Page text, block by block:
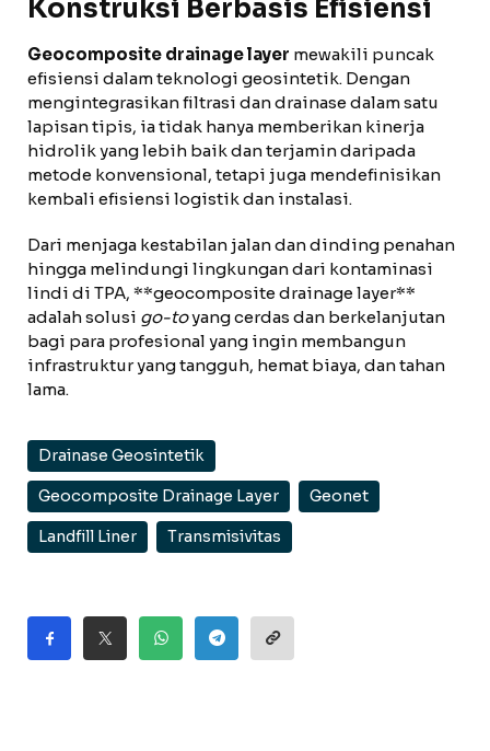
Konstruksi Berbasis Efisiensi
Geocomposite drainage layer mewakili puncak
efisiensi dalam teknologi geosintetik. Dengan
mengintegrasikan filtrasi dan drainase dalam satu
lapisan tipis, ia tidak hanya memberikan kinerja
hidrolik yang lebih baik dan terjamin daripada
metode konvensional, tetapi juga mendefinisikan
kembali efisiensi logistik dan instalasi.
Dari menjaga kestabilan jalan dan dinding penahan
hingga melindungi lingkungan dari kontaminasi
lindi di TPA, **geocomposite drainage layer**
adalah solusi go-toyang cerdas dan berkelanjutan
bagi para profesional yang ingin membangun
infrastruktur yang tangguh, hemat biaya, dan tahan
lama.
Drainase Geosintetik
Geocomposite Drainage Layer Geonet
Landfill Liner Transmisivitas